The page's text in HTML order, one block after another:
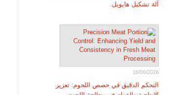
آلة تشكيل هايويل.
16/06/2026
التحكم الدقيق في حصص اللحوم: تعزيز